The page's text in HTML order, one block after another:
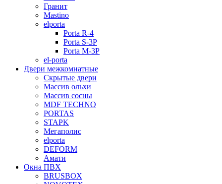
Гранит
Mastino
elporta
Porta R-4
Porta S-3Р
Porta M-3P
el-porta
Двери межкомнатные
Скрытые двери
Массив ольхи
Массив сосны
MDF TECHNO
PORTAS
STAPK
Мегаполис
elporta
DEFORM
Амати
Окна ПВХ
BRUSBOX